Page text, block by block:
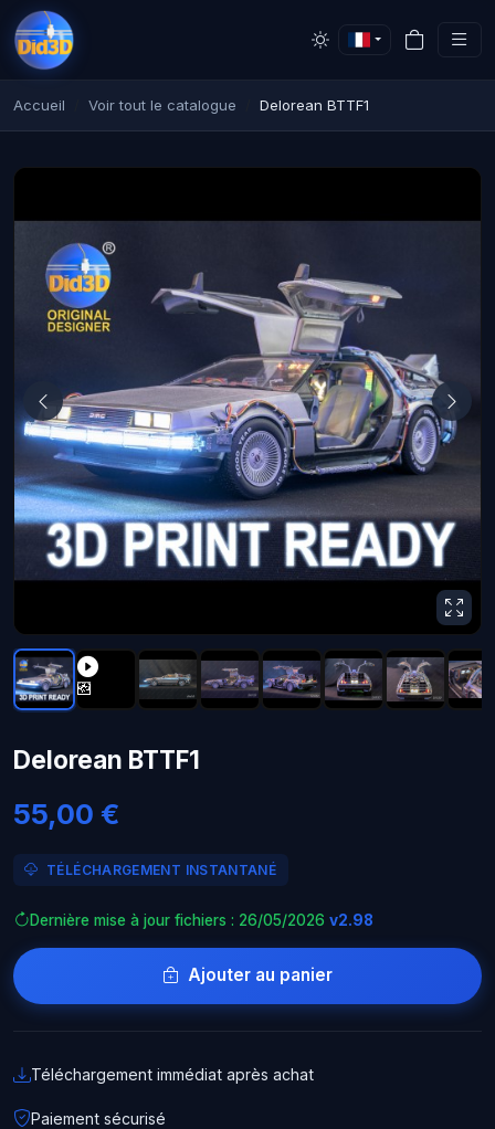
Accueil Voir tout le catalogue Delorean BTTF1
Delorean BTTF1
55,00 €
TÉLÉCHARGEMENT INSTANTANÉ
Dernière mise à jour fichiers : 26/05/2026 v2.98
Ajouter au panier
Téléchargement immédiat après achat
Paiement sécurisé